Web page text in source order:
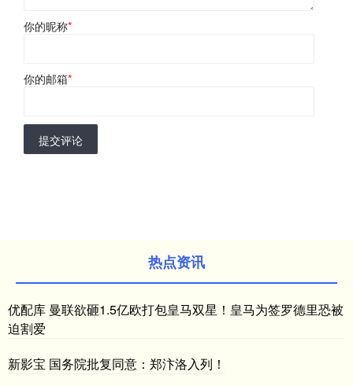
你的昵称*
你的邮箱*
提交评论
热点资讯
优配库 曼联欲砸1.5亿欧打包皇马双星！皇马为签罗德里恐被
迫割爱
新影宝 国务院批复同意：郑汴洛入列！